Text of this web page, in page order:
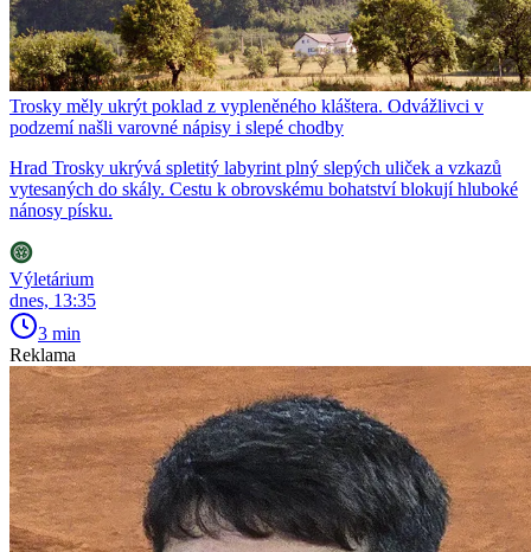
Trosky měly ukrýt poklad z vypleněného kláštera. Odvážlivci v
podzemí našli varovné nápisy i slepé chodby
Hrad Trosky ukrývá spletitý labyrint plný slepých uliček a vzkazů
vytesaných do skály. Cestu k obrovskému bohatství blokují hluboké
nánosy písku.
Výletárium
dnes, 13:35
3 min
Reklama